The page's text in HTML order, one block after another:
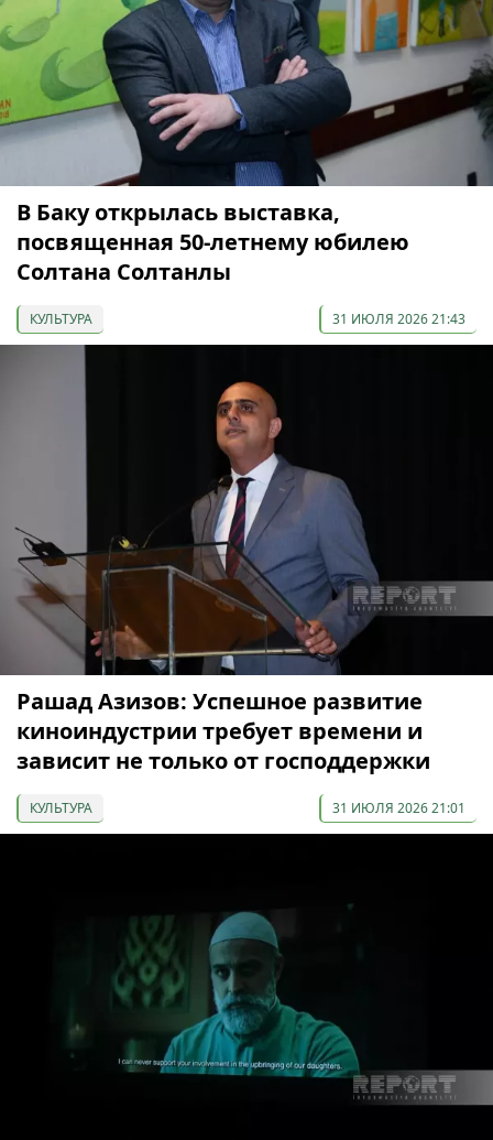
В Баку открылась выставка,
посвященная 50-летнему юбилею
Солтана Солтанлы
КУЛЬТУРА 31 ИЮЛЯ 2026 21:43
Рашад Азизов: Успешное развитие
киноиндустрии требует времени и
зависит не только от господдержки
КУЛЬТУРА 31 ИЮЛЯ 2026 21:01